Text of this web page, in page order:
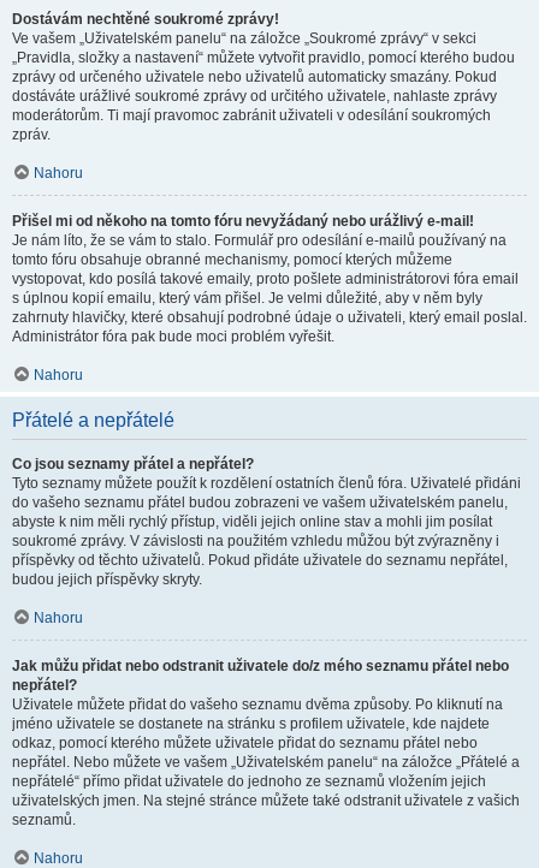
Dostávám nechtěné soukromé zprávy!
Ve vašem „Uživatelském panelu“ na záložce „Soukromé zprávy“ v sekci
„Pravidla, složky a nastavení“ můžete vytvořit pravidlo, pomocí kterého budou
zprávy od určeného uživatele nebo uživatelů automaticky smazány. Pokud
dostáváte urážlivé soukromé zprávy od určitého uživatele, nahlaste zprávy
moderátorům. Ti mají pravomoc zabránit uživateli v odesílání soukromých
zpráv.
Nahoru
Přišel mi od někoho na tomto fóru nevyžádaný nebo urážlivý e-mail!
Je nám líto, že se vám to stalo. Formulář pro odesílání e-mailů používaný na
tomto fóru obsahuje obranné mechanismy, pomocí kterých můžeme
vystopovat, kdo posílá takové emaily, proto pošlete administrátorovi fóra email
s úplnou kopií emailu, který vám přišel. Je velmi důležité, aby v něm byly
zahrnuty hlavičky, které obsahují podrobné údaje o uživateli, který email poslal.
Administrátor fóra pak bude moci problém vyřešit.
Nahoru
Přátelé a nepřátelé
Co jsou seznamy přátel a nepřátel?
Tyto seznamy můžete použít k rozdělení ostatních členů fóra. Uživatelé přidáni
do vašeho seznamu přátel budou zobrazeni ve vašem uživatelském panelu,
abyste k nim měli rychlý přístup, viděli jejich online stav a mohli jim posílat
soukromé zprávy. V závislosti na použitém vzhledu můžou být zvýrazněny i
příspěvky od těchto uživatelů. Pokud přidáte uživatele do seznamu nepřátel,
budou jejich příspěvky skryty.
Nahoru
Jak můžu přidat nebo odstranit uživatele do/z mého seznamu přátel nebo
nepřátel?
Uživatele můžete přidat do vašeho seznamu dvěma způsoby. Po kliknutí na
jméno uživatele se dostanete na stránku s profilem uživatele, kde najdete
odkaz, pomocí kterého můžete uživatele přidat do seznamu přátel nebo
nepřátel. Nebo můžete ve vašem „Uživatelském panelu“ na záložce „Přátelé a
nepřátelé“ přímo přidat uživatele do jednoho ze seznamů vložením jejich
uživatelských jmen. Na stejné stránce můžete také odstranit uživatele z vašich
seznamů.
Nahoru